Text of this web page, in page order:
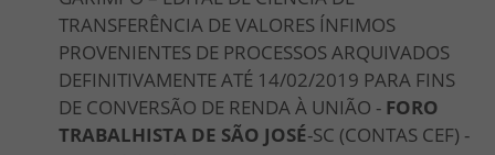
TRANSFERÊNCIA DE VALORES ÍNFIMOS
PROVENIENTES DE PROCESSOS ARQUIVADOS
DEFINITIVAMENTE ATÉ 14/02/2019 PARA FINS
DE CONVERSÃO DE RENDA À UNIÃO - FORO
TRABALHISTA DE SÃO JOSÉ-SC (CONTAS CEF) -